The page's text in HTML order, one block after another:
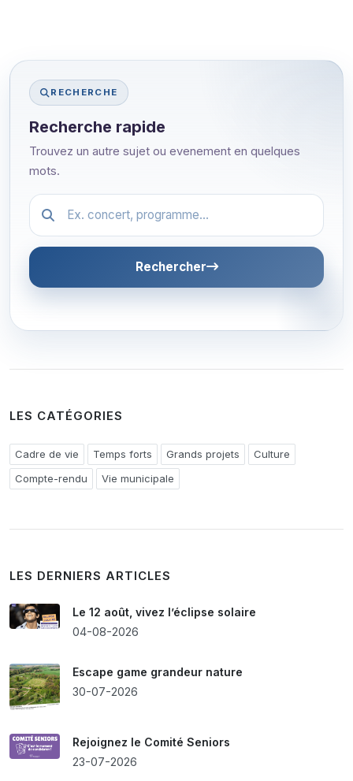
RECHERCHE
Recherche rapide
Trouvez un autre sujet ou evenement en quelques
mots.
Festival.article.hiddenLabel
Rechercher
LES CATÉGORIES
Cadre de vie Temps forts Grands projets
Culture
Compte-rendu
Vie municipale
LES DERNIERS ARTICLES
Le 12 août, vivez l’éclipse solaire
04-08-2026
Escape game grandeur nature
30-07-2026
Rejoignez le Comité Seniors
23-07-2026